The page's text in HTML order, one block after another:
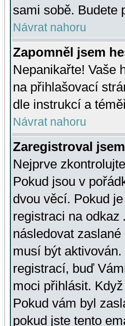
sami sobě. Budete
Návrat nahoru
Zapomněl jsem
Nepanikařte! Vaše
na přihlašovací
dle instrukcí a
Návrat nahoru
Zaregistroval
Nejprve
Pokud jsou v
dvou věcí. Pokud
registraci na odkaz
následovat
musí být
registrací, buď
moci přihlásit.
Pokud vám byl
pokud jste tento